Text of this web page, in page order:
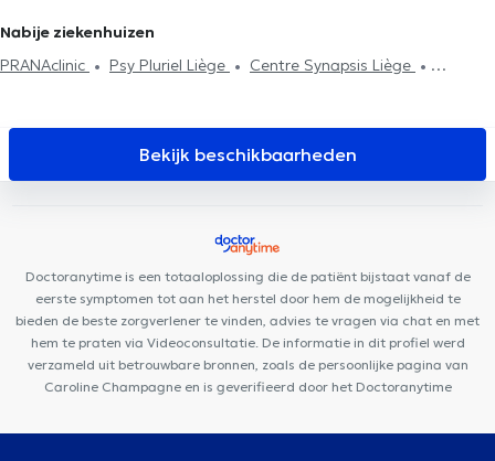
Nabije ziekenhuizen
PRANAclinic
Psy Pluriel Liège
Centre Synapsis Liège
Clinique Dentaire Saint-Nicolas
Cabinet Dentaire
Liège
D7 Institut Place Théodore Gobert
Cabinet Bronckart
Kin&Perform Chênée
Médical SANTÉ
Bekijk beschikbaarheden
Doctoranytime is een totaaloplossing die de patiënt bijstaat vanaf de
eerste symptomen tot aan het herstel door hem de mogelijkheid te
bieden de beste zorgverlener te vinden, advies te vragen via chat en met
hem te praten via Videoconsultatie. De informatie in dit profiel werd
verzameld uit betrouwbare bronnen, zoals de persoonlijke pagina van
Caroline Champagne en is geverifieerd door het Doctoranytime